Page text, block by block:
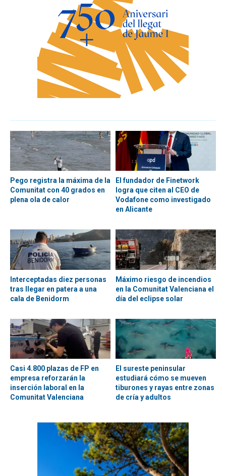
Pego registra la máxima de la
Comunitat con 40 grados en
plena ola de calor
El fundador de Finetwork
logra que citen al CEO de
Vodafone como investigado
en Alicante
Interceptadas diez personas
tras llegar en patera a una
cala de Benidorm
Máximo riesgo de incendios
en la Comunitat Valenciana el
día del eclipse solar
Casi 4.800 plazas de FP en
empresa reforzarán la
inserción laboral en la
Comunitat Valenciana
El sureste peninsular
estudiará cómo se mueven
tiburones y rayas entre zonas
de cría y adultos